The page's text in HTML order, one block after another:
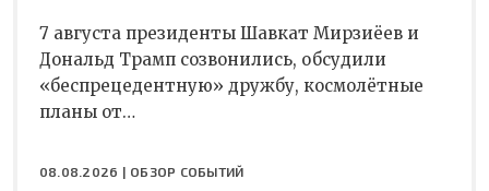
7 августа президенты Шавкат Мирзиёев и
Дональд Трамп созвонились, обсудили
«беспрецедентную» дружбу, космолётные
планы от…
08.08.2026 | ОБЗОР СОБЫТИЙ